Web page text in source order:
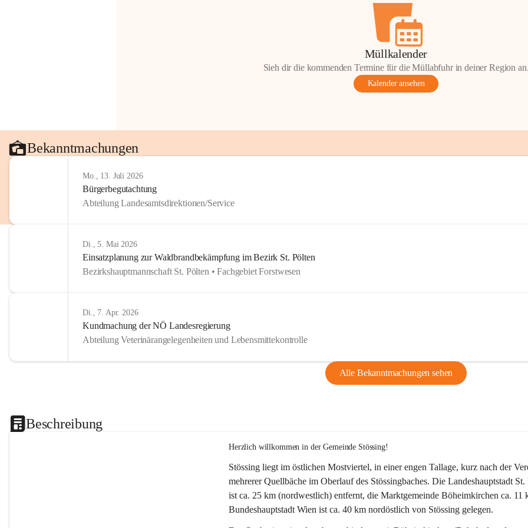
Müllkalender
Sieh dir die kommenden Termine für die Müllabfuhr in deiner Region
Kalender ansehen
Bekanntmachungen
Mo., 13. Juli 2026
Bürgerbegutachtung
Abteilung Landesamtsdirektionen/Service
Di., 5. Mai 2026
Einsatzplanung zur Waldbrandbekämpfung im Bezirk St. Pölten
Bezirkshauptmannschaft St. Pölten • Fachgebiet Forstwesen
Di., 7. Apr. 2026
Kundmachung der NÖ Landesregierung
Abteilung Veterinärangelegenheiten und Lebensmittekontrolle
Alle Bekanntmachungen sehen
Beschreibung
Herzlich willkommen in der Gemeinde Stössing!
Stössing liegt im östlichen Mostviertel, in einer engen Tallage, kurz nach der
mehrerer Quellbäche im Oberlauf des Stössingbaches. Die Landeshauptstadt
ist ca. 25 km (nordwestlich) entfernt, die Marktgemeinde Böheimkirchen ca.
Bundeshauptstadt Wien ist ca. 40 km nordöstlich von Stössing gelegen.